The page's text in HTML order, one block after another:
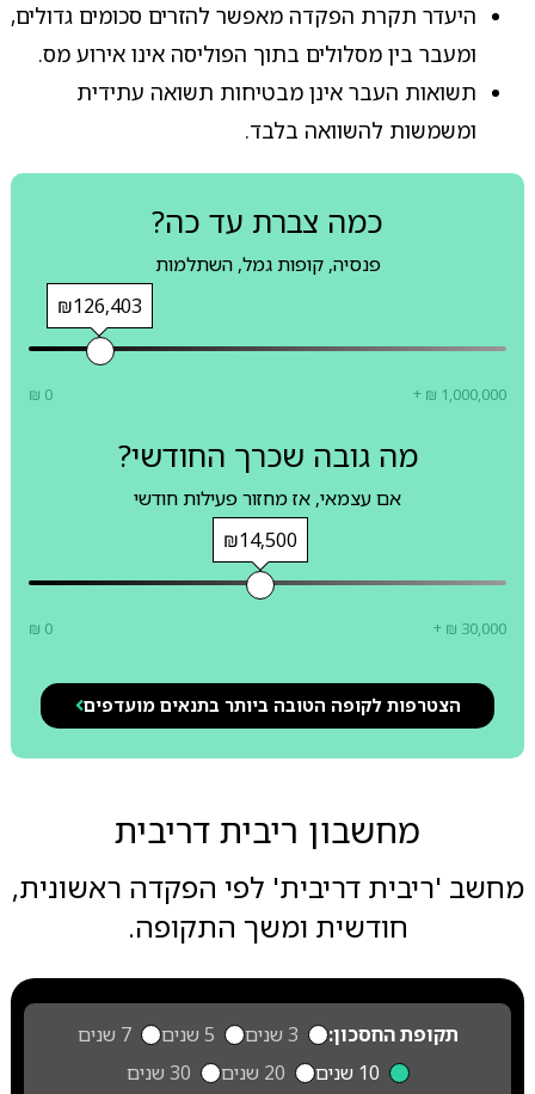
היעדר תקרת הפקדה מאפשר להזרים סכומים גדולים,
ומעבר בין מסלולים בתוך הפוליסה אינו אירוע מס.
תשואות העבר אינן מבטיחות תשואה עתידית
ומשמשות להשוואה בלבד.
כמה צברת עד כה?
פנסיה, קופות גמל, השתלמות
₪126,403
₪ 0 + ₪ 1,000,000
מה גובה שכרך החודשי?
אם עצמאי, אז מחזור פעילות חודשי
₪14,500
₪ 0 + ₪ 30,000
הצטרפות לקופה הטובה ביותר בתנאים מועדפים
מחשבון ריבית דריבית
מחשב 'ריבית דריבית' לפי הפקדה ראשונית,
חודשית ומשך התקופה.
תקופת החסכון: 3 שנים 5 שנים
7 שנים
10 שנים
20 שנים 30 שנים